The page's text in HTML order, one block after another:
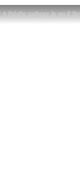
निर्दलीय उम्मीदवार के रुप में